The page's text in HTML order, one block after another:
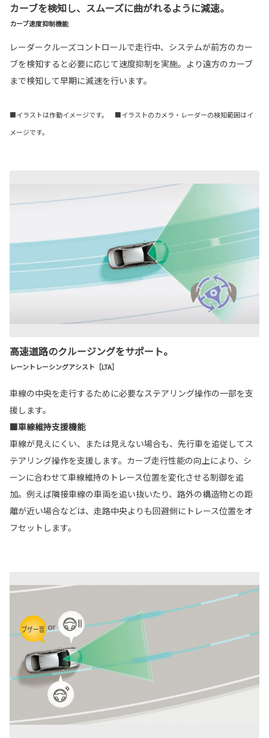
カーブを検知し、スムーズに曲がれるように減速。
カーブ速度抑制機能
レーダークルーズコントロールで走行中、システムが前方のカー
ブを検知すると必要に応じて速度抑制を実施。より遠方のカーブ
まで検知して早期に減速を行います。
■イラストは作動イメージです。 ■イラストのカメラ・レーダーの検知範囲はイ
メージです。
高速道路のクルージングをサポート。
レーントレーシングアシスト［LTA］
車線の中央を走行するために必要なステアリング操作の一部を支
援します。
■車線維持支援機能
車線が見えにくい、または見えない場合も、先行車を追従してス
テアリング操作を支援します。カーブ走行性能の向上により、シ
ーンに合わせて車線維持のトレース位置を変化させる制御を追
加。例えば隣接車線の車両を追い抜いたり、路外の構造物との距
離が近い場合などは、走路中央よりも回避側にトレース位置をオ
フセットします。